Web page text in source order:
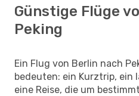
Günstige Flüge
Peking
Ein Flug von Berlin nach
bedeuten: ein Kurztrip,
eine Reise, die um